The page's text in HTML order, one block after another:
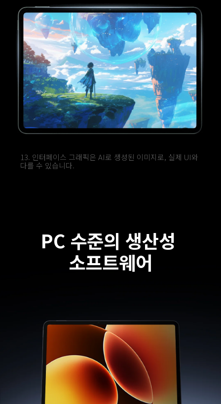
13. 인터페이스 그래픽은 AI로 생성된 이미지로, 실제 UI와
다를 수 있습니다.
PC 수준의 생산성
소프트웨어